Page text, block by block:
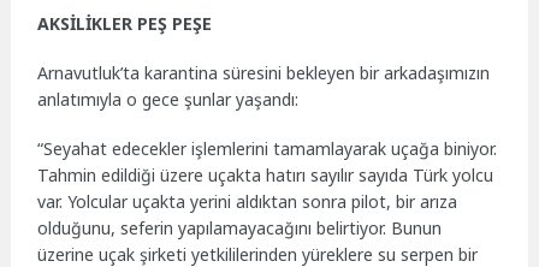
AKSİLİKLER PEŞ PEŞE
Arnavutluk’ta karantina süresini bekleyen bir arkadaşımızın
anlatımıyla o gece şunlar yaşandı:
“Seyahat edecekler işlemlerini tamamlayarak uçağa biniyor.
Tahmin edildiği üzere uçakta hatırı sayılır sayıda Türk yolcu
var. Yolcular uçakta yerini aldıktan sonra pilot, bir arıza
olduğunu, seferin yapılamayacağını belirtiyor. Bunun
üzerine uçak şirketi yetkililerinden yüreklere su serpen bir